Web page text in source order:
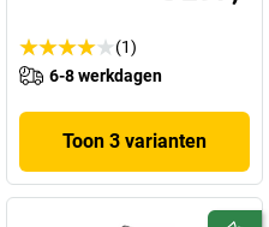
(1)
6-8 werkdagen
Toon 3 varianten